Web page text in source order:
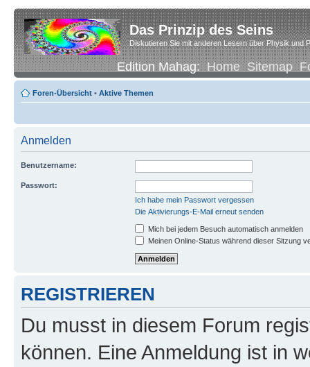
Das Prinzip des Seins
Diskutieren Sie mit anderen Lesern über Physik und
Edition Mahag:Home Sitemap
Foren-Übersicht • Aktive Themen
Anmelden
Benutzername:
Passwort:
Ich habe mein Passwort vergessen
Die Aktivierungs-E-Mail erneut senden
Mich bei jedem Besuch automatisch anmelden
Meinen Online-Status während dieser Sitzung
REGISTRIEREN
Du musst in diesem Forum
können. Eine Anmeldung ist in